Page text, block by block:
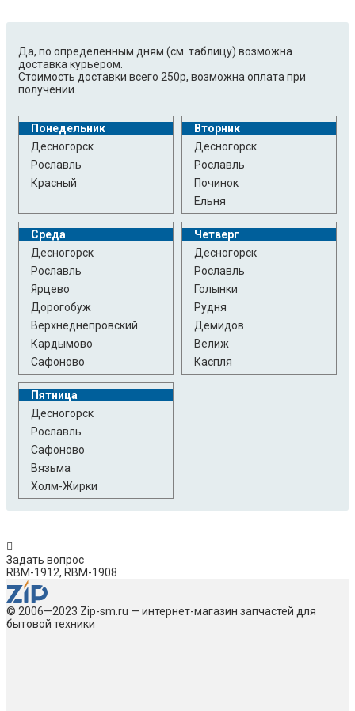
Да, по определенным дням (см. таблицу) возможна
доставка курьером.
Стоимость доставки всего 250р, возможна оплата при
получении.
Понедельник
Десногорск
Рославль
Красный
Вторник
Десногорск
Рославль
Починок
Ельня
Среда
Десногорск
Рославль
Ярцево
Дорогобуж
Верхнеднепровский
Кардымово
Сафоново
Четверг
Десногорск
Рославль
Голынки
Рудня
Демидов
Велиж
Каспля
Пятница
Десногорск
Рославль
Сафоново
Вязьма
Холм-Жирки
Задать вопрос
RBM-1912, RBM-1908
© 2006—2023 Zip-sm.ru — интернет-магазин запчастей для
бытовой техники